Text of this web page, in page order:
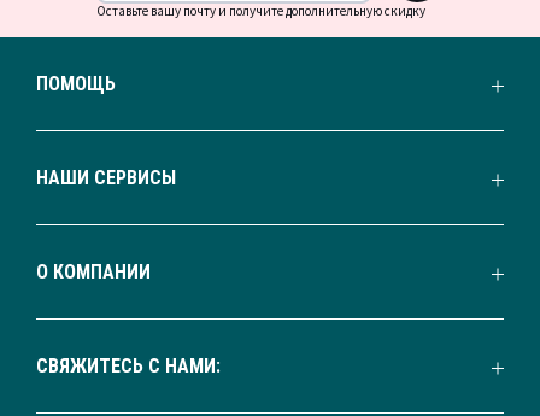
Оставьте вашу почту и получите дополнительную скидку
ПОМОЩЬ
НАШИ СЕРВИСЫ
О КОМПАНИИ
СВЯЖИТЕСЬ С НАМИ: